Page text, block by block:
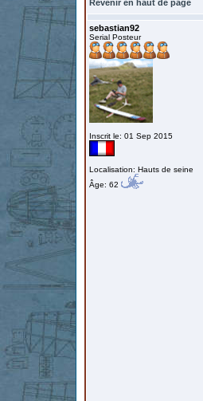
Revenir en haut de page
sebastian92
Serial Posteur
Inscrit le: 01 Sep 2015
Localisation: Hauts de seine
Âge: 62